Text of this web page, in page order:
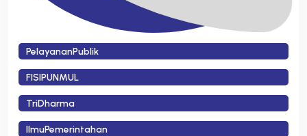
PelayananPublik
FISIPUNMUL
TriDharma
IlmuPemerintahan